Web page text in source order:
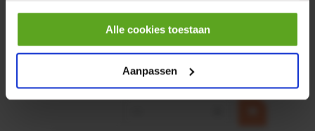
Alle cookies toestaan
Aanpassen
0,25KW
Artikelnummer:OK9HPA1240
€ 32,50
incl. BTW